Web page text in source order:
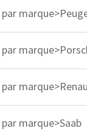
marque>Saab